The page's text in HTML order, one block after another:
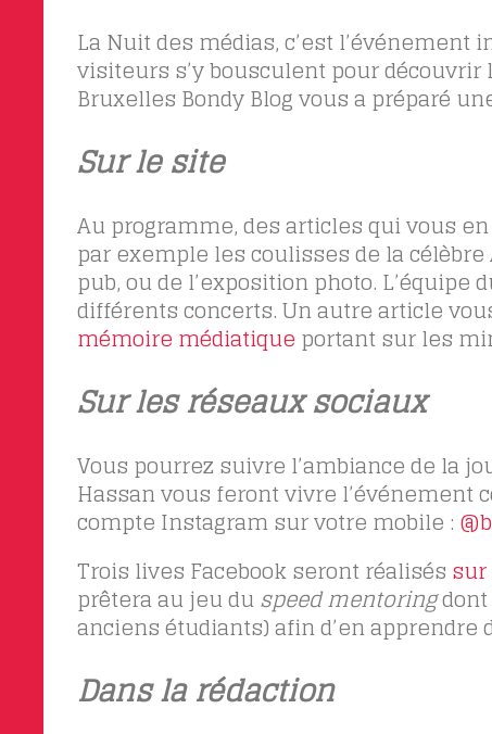
La Nuit des médias, c’est l’événement
visiteurs s’y bousculent pour
Bruxelles Bondy Blog vous a préparé
Sur le site
Au programme, des articles qui vous
par exemple les coulisses de la
pub, oude l’exposition photo. L’équipe
différents concerts. Un autre article
mémoire médiatique portant sur les
Sur les réseaux sociaux
Vous pourrez suivre l’ambiance de la
Hassanvous feront vivre l’événement
compte Instagram sur votre mobile :
Trois lives Facebook seront réalisés
prêtera au jeu duspeed mentoringdont
anciens étudiants) afin d’en apprendre
Dans la rédaction